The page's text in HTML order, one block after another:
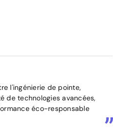
l'ingénierie de pointe,
de technologies avancées,
éco-responsable